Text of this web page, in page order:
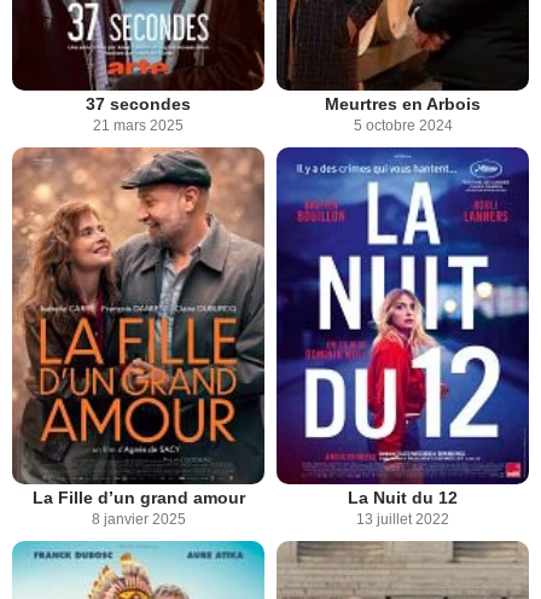
37 secondes
21 mars 2025
Meurtres en Arbois
5 octobre 2024
La Fille d’un grand amour
8 janvier 2025
La Nuit du 12
13 juillet 2022